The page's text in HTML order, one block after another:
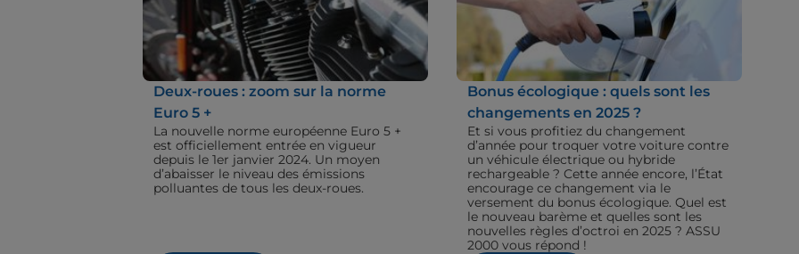
Deux-roues : zoom sur la norme
Euro 5 +
La nouvelle norme européenne Euro 5 +
est officiellement entrée en vigueur
depuis le 1er janvier 2024. Un moyen
d’abaisser le niveau des émissions
polluantes de tous les deux-roues.
Bonus écologique : quels sont les
changements en 2025 ?
Et si vous profitiez du changement
d’année pour troquer votre voiture contre
un véhicule électrique ou hybride
rechargeable ? Cette année encore, l’État
encourage ce changement via le
versement du bonus écologique. Quel est
le nouveau barème et quelles sont les
nouvelles règles d’octroi en 2025 ? ASSU
2000 vous répond !